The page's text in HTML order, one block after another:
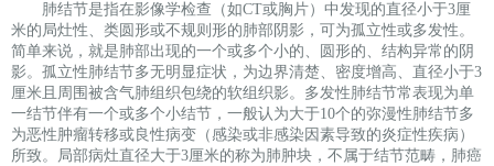
肺结节是指在影像学检查（如CT或胸片）中发现的直径小于3厘
米的局灶性、类圆形或不规则形的肺部阴影，可为孤立性或多发性。
简单来说，就是肺部出现的一个或多个小的、圆形的、结构异常的阴
影。孤立性肺结节多无明显症状，为边界清楚、密度增高、直径小于3
厘米且周围被含气肺组织包绕的软组织影。多发性肺结节常表现为单
一结节伴有一个或多个小结节，一般认为大于10个的弥漫性肺结节多
为恶性肿瘤转移或良性病变（感染或非感染因素导致的炎症性疾病）
所致。局部病灶直径大于3厘米的称为肺肿块，不属于结节范畴，肺癌